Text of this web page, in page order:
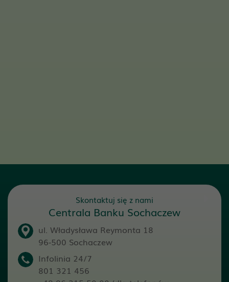
Skontaktuj się z nami
Centrala Banku Sochaczew
ul. Władysława Reymonta 18
96-500 Sochaczew
Infolinia 24/7
801 321 456